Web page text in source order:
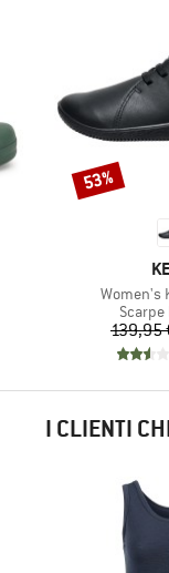
Articolo
Women's
139,95
Sconto
53%
I CLIENTI